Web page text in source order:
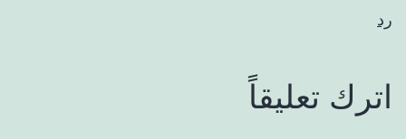
رد
اترك تعليقاً